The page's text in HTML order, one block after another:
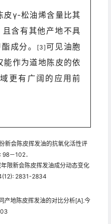
皮γ-松油烯含量比其
含有其他产地不具
成分。
[3]可见油胞
能作为道地陈皮的依
更有广阔的应用前
新会陈皮挥发油的抗氧化活性评
－102．
限新会陈皮挥发油成分动态变化
2831-2834
产地陈皮挥发油的对比分析[A].今